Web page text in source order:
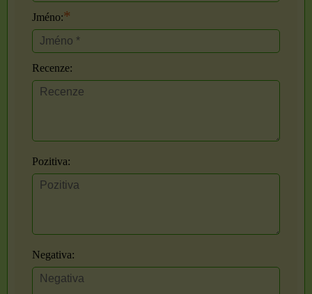
Jméno:*
Recenze:
Pozitiva:
Negativa: